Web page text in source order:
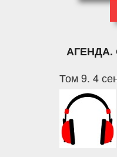
Том 9. 4